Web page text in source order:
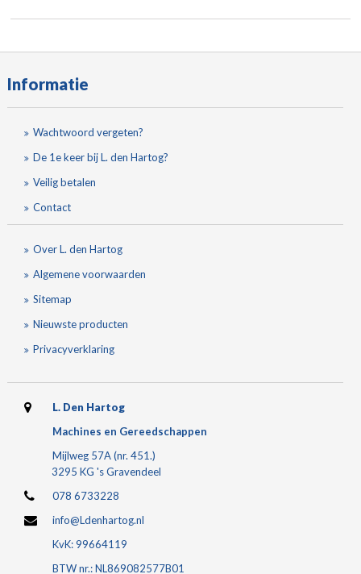
Informatie
Wachtwoord vergeten?
De 1e keer bij L. den Hartog?
Veilig betalen
Contact
Over L. den Hartog
Algemene voorwaarden
Sitemap
Nieuwste producten
Privacyverklaring
L. Den Hartog
Machines en Gereedschappen
Mijlweg 57A (nr. 451.)
3295 KG 's Gravendeel
078 6733228
info@Ldenhartog.nl
KvK: 99664119
BTW nr.: NL869082577B01